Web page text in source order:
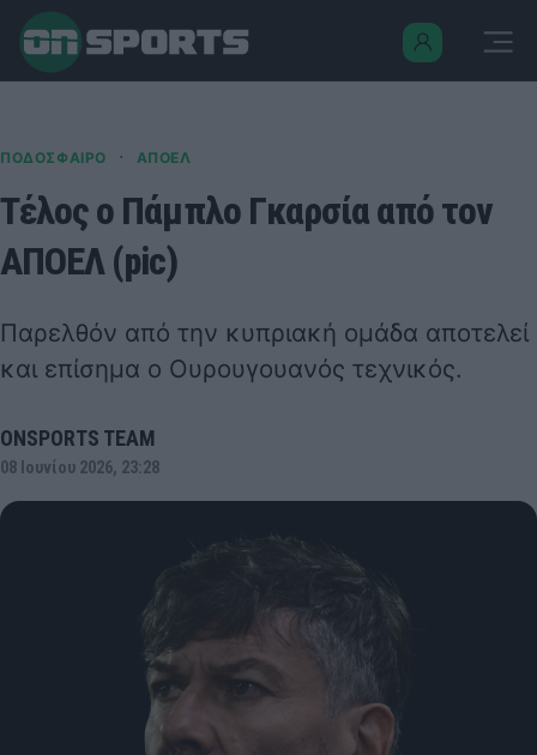
ΠΟΔΟΣΦΑΙΡΟ · ΑΠΟΕΛ
Τέλος ο Πάμπλο Γκαρσία από τον
ΑΠΟΕΛ (pic)
Παρελθόν από την κυπριακή ομάδα αποτελεί
και επίσημα ο Ουρουγουανός τεχνικός.
ONSPORTS TEAM
08 Ιουνίου 2026, 23:28